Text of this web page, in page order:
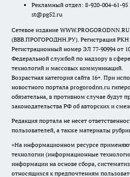
Рекламный отдел: 8-920-004-61-
st@pg52.ru
Сетевое издание WWW.PROGORODNN.RU
(ВВВ.ПРОГОРОДНН.РУ). Регистрация РКН:
Регистрационный номер ЭЛ 77-90994 от
Федеральной службой по надзору в
технологий и массовых коммуникаций.
Возрастная категория сайта 16+. При
новостного портала progorodnn.ru
обязательна, в противном случае будут
законодательства РФ об авторских и
Редакция портала не несет
пользователей, а также материалы
«На информационном ресурсе
технологии (информационные
информации на основе сбора,
относящихся к предпочтениям